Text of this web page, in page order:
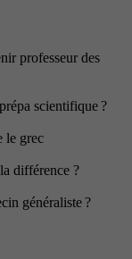
professeur des
scientifique ?
le grec
différence ?
généraliste ?